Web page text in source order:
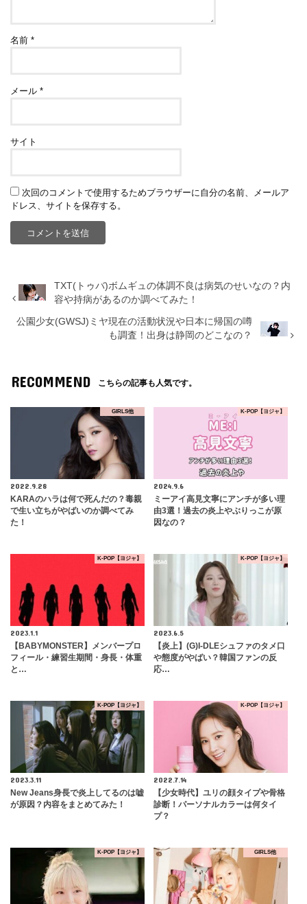
名前*
メール*
サイト
次回のコメントで使用するためブラウザーに自分の名前、メールア
ドレス、サイトを保存する。
TXT(トゥバ)ボムギュの体調不良は病気のせいなの？内
容や持病があるのか調べてみた！
公園少女(GWSJ)ミヤ現在の活動状況や日本に帰国の噂
も調査！出身は静岡のどこなの？
RECOMMEND こちらの記事も人気です。
GIRLS他
2022.9.28
KARAのハラは何で死んだの？毒親
で生い立ちがやばいのか調べてみ
た！
K-POP【ヨジャ】
2024.9.6
ミーアイ高見文寧にアンチが多い理
由3選！過去の炎上やぶりっこが原
因なの？
K-POP【ヨジャ】
2023.1.1
【BABYMONSTER】メンバープロ
フィール・練習生期間・身長・体重
と…
K-POP【ヨジャ】
2023.6.5
【炎上】(G)I-DLEシュファのタメ口
や態度がやばい？韓国ファンの反
応…
K-POP【ヨジャ】
2023.3.11
New Jeans身長で炎上してるのは嘘
が原因？内容をまとめてみた！
K-POP【ヨジャ】
2022.7.14
【少女時代】ユリの顔タイプや骨格
診断！パーソナルカラーは何タイ
プ？
K-POP【ヨジャ】 GIRLS他